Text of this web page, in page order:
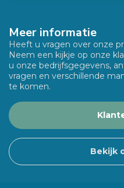
Meer informatie
Heeft u vragen over onze
Neem een kijkje op onze
u onze bedrijfsgegevens,
vragen en verschillende
te komen.
Bekijk